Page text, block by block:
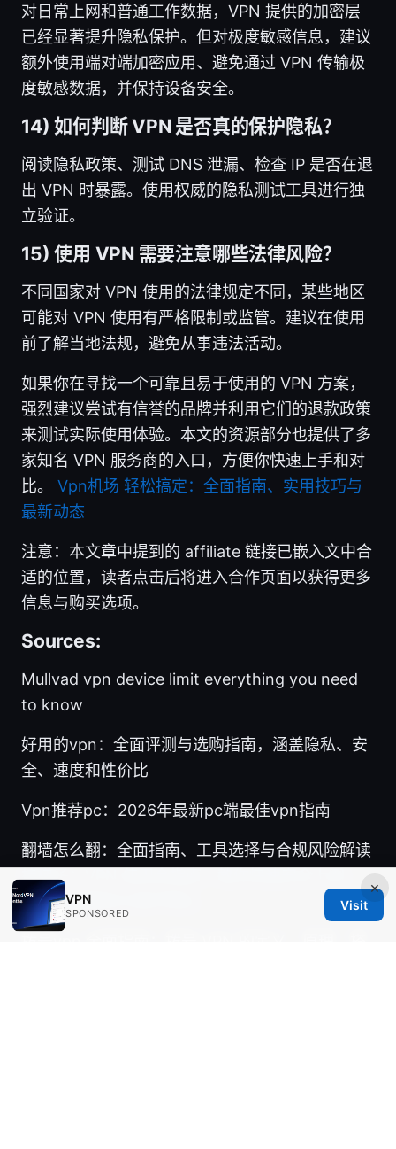
对日常上网和普通工作数据，VPN 提供的加密层
已经显著提升隐私保护。但对极度敏感信息，建议
额外使用端对端加密应用、避免通过 VPN 传输极
度敏感数据，并保持设备安全。
14) 如何判断 VPN 是否真的保护隐私？
阅读隐私政策、测试 DNS 泄漏、检查 IP 是否在退
出 VPN 时暴露。使用权威的隐私测试工具进行独
立验证。
15) 使用 VPN 需要注意哪些法律风险？
不同国家对 VPN 使用的法律规定不同，某些地区
可能对 VPN 使用有严格限制或监管。建议在使用
前了解当地法规，避免从事违法活动。
如果你在寻找一个可靠且易于使用的 VPN 方案，
强烈建议尝试有信誉的品牌并利用它们的退款政策
来测试实际使用体验。本文的资源部分也提供了多
家知名 VPN 服务商的入口，方便你快速上手和对
比。 Vpn机场 轻松搞定：全面指南、实用技巧与
最新动态
注意：本文章中提到的 affiliate 链接已嵌入文中合
适的位置，读者点击后将进入合作页面以获得更多
信息与购买选项。
Sources:
Mullvad vpn device limit everything you need
to know
好用的vpn：全面评测与选购指南，涵盖隐私、安
全、速度和性价比
Vpn推荐pc：2026年最新pc端最佳vpn指南
翻墙怎么翻：全面指南、工具选择与合规风险解读
挂梯子：VPN 使用全指南，教你快速安全上网、
绕过地域限制与保护隐私
×
VPN
SPONSORED
Visit